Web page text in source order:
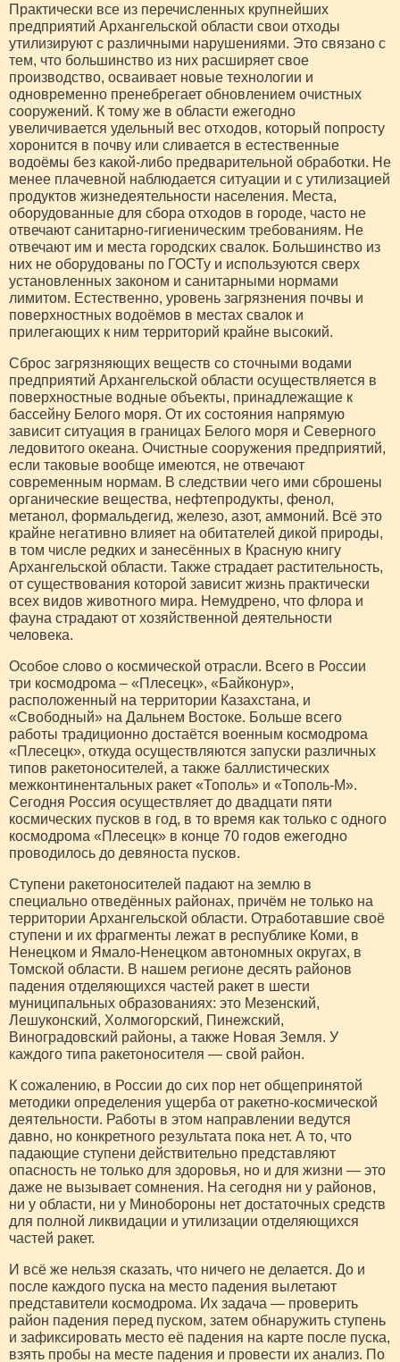
Практически все из перечисленных крупнейших
предприятий Архангельской области свои отходы
утилизируют с различными нарушениями. Это связано с
тем, что большинство из них расширяет свое
производство, осваивает новые технологии и
одновременно пренебрегает обновлением очистных
сооружений. К тому же в области ежегодно
увеличивается удельный вес отходов, который попросту
хоронится в почву или сливается в естественные
водоёмы без какой-либо предварительной обработки. Не
менее плачевной наблюдается ситуации и с утилизацией
продуктов жизнедеятельности населения. Места,
оборудованные для сбора отходов в городе, часто не
отвечают санитарно-гигиеническим требованиям. Не
отвечают им и места городских свалок. Большинство из
них не оборудованы по ГОСТу и используются сверх
установленных законом и санитарными нормами
лимитом. Естественно, уровень загрязнения почвы и
поверхностных водоёмов в местах свалок и
прилегающих к ним территорий крайне высокий.
Сброс загрязняющих веществ со сточными водами
предприятий Архангельской области осуществляется в
поверхностные водные объекты, принадлежащие к
бассейну Белого моря. От их состояния напрямую
зависит ситуация в границах Белого моря и Северного
ледовитого океана. Очистные сооружения предприятий,
если таковые вообще имеются, не отвечают
современным нормам. В следствии чего ими сброшены
органические вещества, нефтепродукты, фенол,
метанол, формальдегид, железо, азот, аммоний. Всё это
крайне негативно влияет на обитателей дикой природы,
в том числе редких и занесённых в Красную книгу
Архангельской области. Также страдает растительность,
от существования которой зависит жизнь практически
всех видов животного мира. Немудрено, что флора и
фауна страдают от хозяйственной деятельности
человека.
Особое слово о космической отрасли. Всего в России
три космодрома – «Плесецк», «Байконур»,
расположенный на территории Казахстана, и
«Свободный» на Дальнем Востоке. Больше всего
работы традиционно достаётся военным космодрома
«Плесецк», откуда осуществляются запуски различных
типов ракетоносителей, а также баллистических
межконтинентальных ракет «Тополь» и «Тополь-М».
Сегодня Россия осуществляет до двадцати пяти
космических пусков в год, в то время как только с одного
космодрома «Плесецк» в конце 70 годов ежегодно
проводилось до девяноста пусков.
Ступени ракетоносителей падают на землю в
специально отведённых районах, причём не только на
территории Архангельской области. Отработавшие своё
ступени и их фрагменты лежат в республике Коми, в
Ненецком и Ямало-Ненецком автономных округах, в
Томской области. В нашем регионе десять районов
падения отделяющихся частей ракет в шести
муниципальных образованиях: это Мезенский,
Лешуконский, Холмогорский, Пинежский,
Виноградовский районы, а также Новая Земля. У
каждого типа ракетоносителя — свой район.
К сожалению, в России до сих пор нет общепринятой
методики определения ущерба от ракетно-космической
деятельности. Работы в этом направлении ведутся
давно, но конкретного результата пока нет. А то, что
падающие ступени действительно представляют
опасность не только для здоровья, но и для жизни — это
даже не вызывает сомнения. На сегодня ни у районов,
ни у области, ни у Минобороны нет достаточных средств
для полной ликвидации и утилизации отделяющихся
частей ракет.
И всё же нельзя сказать, что ничего не делается. До и
после каждого пуска на место падения вылетают
представители космодрома. Их задача — проверить
район падения перед пуском, затем обнаружить ступень
и зафиксировать место её падения на карте после пуска,
взять пробы на месте падения и провести их анализ. По